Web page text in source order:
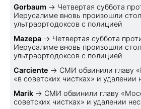
Gorbaum → Четвертая суббота
Иерусалиме вновь произошли
ультраортодоксов с полицией
Mazepa → Четвертая суббота
Иерусалиме вновь произошли
ультраортодоксов с полицией
Carciente → СМИ обвинили главу
«в советских чистках» и удалении
Marik → СМИ обвинили главу
советских чистках» и удалении